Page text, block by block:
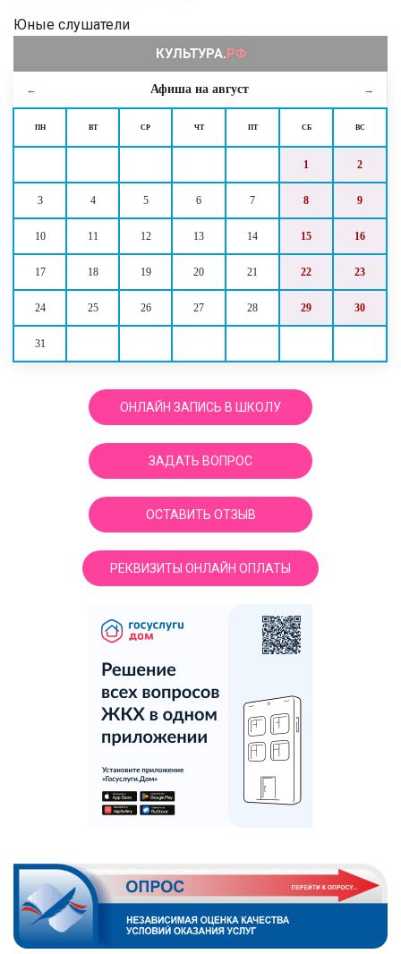
← Афиша на август →
ПН ВТ СР ЧТ ПТ СБ ВС
1 2
3 4 5 6 7 8 9
10 11 12 13 14 15 16
17 18 19 20 21 22 23
24 25 26 27 28 29 30
31
ОНЛАЙН ЗАПИСЬ В ШКОЛУ
ЗАДАТЬ ВОПРОС
ОСТАВИТЬ ОТЗЫВ
РЕКВИЗИТЫ ОНЛАЙН ОПЛАТЫ
Юные слушатели